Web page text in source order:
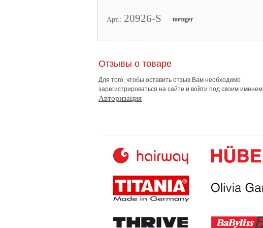
Арт.: 20926-S metzger
Отзывы о товаре
Для того, чтобы оставить отзыв Вам необходимо
зарегистрироваться на сайте и войти под своим именем
Авторизация